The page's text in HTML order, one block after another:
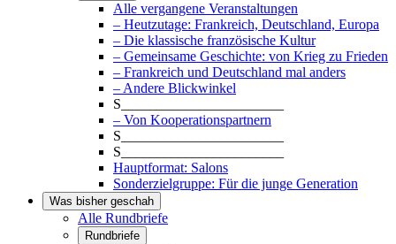
Alle vergangene Veranstaltungen
– Heutzutage: Frankreich, Deutschland, Europa
– Die klassische französische Kultur
– Gemeinsame Geschichte: von Krieg zu Frieden
– Frankreich und Deutschland mal anders
– Andere Blickwinkel
S_______________________
– Von Kooperationspartnern
S_______________________
S_______________________
Hauptformat: Salons
Sonderzielgruppe: Für die junge Generation
Was bisher geschah
Alle Rundbriefe
Rundbriefe